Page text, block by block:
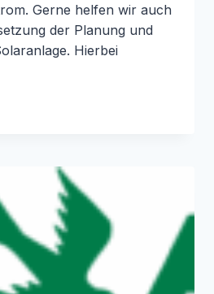
Gerne helfen wir auch
der Planung und
Hierbei